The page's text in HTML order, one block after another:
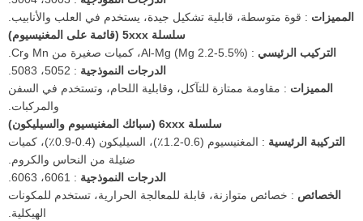
المميزات : قوة متوسطة، قابلية تشكيل جيدة، يستخدم في العلب والأنابيب.
سلسلة 5xxx (قائمة على المغنيسيوم)
التركيب الرئيسي : Al-Mg (Mg 2.2-5.5%)، كميات صغيرة من Mn وCr.
الدرجات النموذجية : 5052، 5083.
المميزات : مقاومة ممتازة للتآكل، وقابلية اللحام، وتستخدم في السفن
والمركبات.
سلسلة 6xxx (سبائك المغنيسيوم والسيليكون)
التركيبة الرئيسية
: المغنيسيوم (0.6-1.2٪)، السيليكون (0.4-0.9٪)، كميات
ضئيلة من النحاس والكروم.
الدرجات النموذجية : 6061، 6063.
الخصائص : خصائص متوازنة، قابلة للمعالجة الحرارية، تستخدم للمكونات
الهيكلية.